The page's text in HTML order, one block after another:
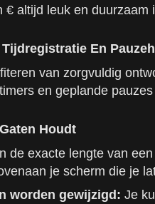
€ altijd leuk en duurzaam
En
van zorgvuldig
en geplande
Houdt
de exacte lengte van
je scherm die je
worden gewijzigd: Je